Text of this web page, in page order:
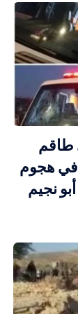
طاقم
هجوم
نجيم